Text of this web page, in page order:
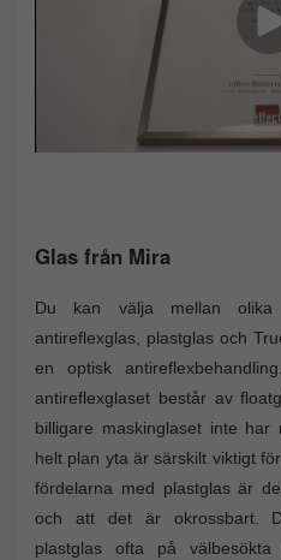
Glas från Mira
Du kan välja mellan olika
antireflexglas, plastglas och
en optisk
antireflexglaset består av
billigare maskinglaset inte
helt plan yta är särskilt viktigt
fördelarna med plastglas är
och att det är okrossbart.
plastglas ofta på